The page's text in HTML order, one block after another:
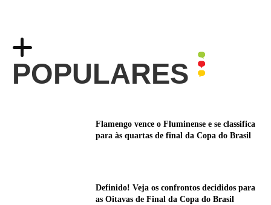
POPULARES
Flamengo vence o Fluminense e se classifica
para às quartas de final da Copa do Brasil
Definido! Veja os confrontos decididos para
as Oitavas de Final da Copa do Brasil